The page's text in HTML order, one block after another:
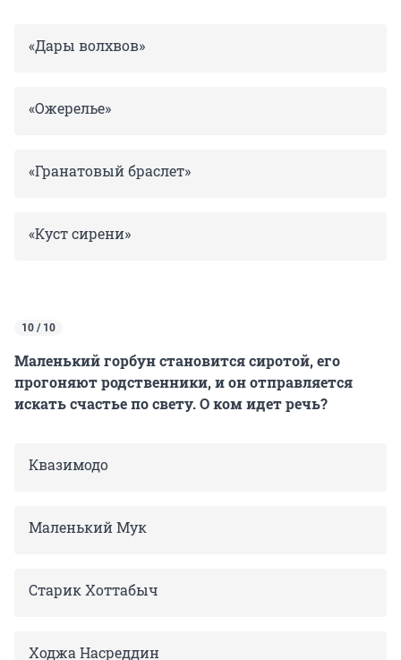
«Дары волхвов»
«Ожерелье»
«Гранатовый браслет»
«Куст сирени»
10 / 10
Маленький горбун становится сиротой, его
прогоняют родственники, и он отправляется
искать счастье по свету. О ком идет речь?
Квазимодо
Маленький Мук
Старик Хоттабыч
Ходжа Насреддин